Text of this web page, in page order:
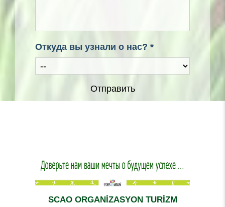
Откуда вы узнали о нас? *
Отправить
SCAO ORGANİZASYON TURİZM